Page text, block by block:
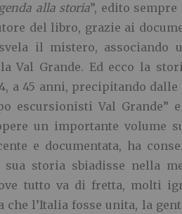
alla storia”, edito sempre
del libro, grazie ai
il mistero, associando
Val Grande. Ed ecco la
a 45 anni, precipitando dalle
escursionisti Val Grande”
un importante volume
e documentata, ha
storia sbiadisse nella
tutto va di fretta, molti
che l’Italia fosse unita, la